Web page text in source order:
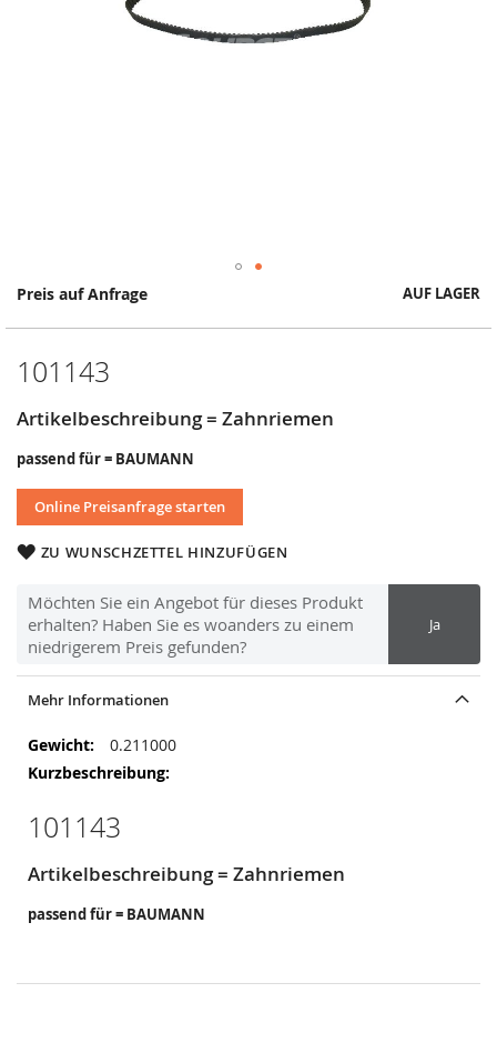
Preis auf Anfrage AUF LAGER
101143
Artikelbeschreibung = Zahnriemen
passend für = BAUMANN
Online Preisanfrage starten
ZU WUNSCHZETTEL HINZUFÜGEN
Möchten Sie ein Angebot für dieses Produkt
erhalten? Haben Sie es woanders zu einem
niedrigerem Preis gefunden?
Ja
Springe
Anfang
Bildergalerie
Mehr Informationen
Mehr
Informationen
0.211000
101143
Artikelbeschreibung = Zahnriemen
passend für = BAUMANN